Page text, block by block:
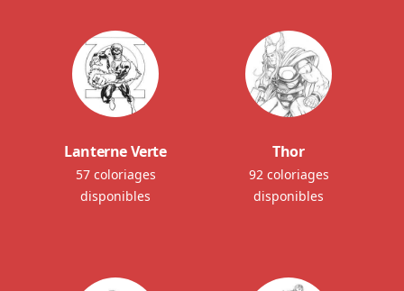
Lanterne Verte
57 coloriages
disponibles
Thor
92 coloriages
disponibles